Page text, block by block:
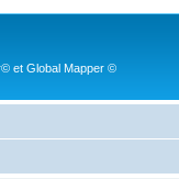
et Global Mapper ©